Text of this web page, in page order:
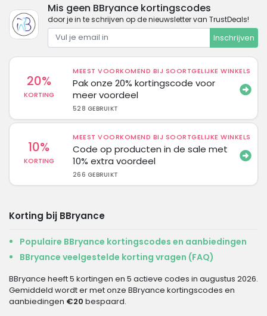
Mis geen BBryance kortingscodes
door je in te schrijven op de nieuwsletter van TrustDeals!
Inschrijven
20%
KORTING
MEEST VOORKOMEND BIJ SOORTGELIJKE WINKELS
Pak onze 20% kortingscode voor
meer voordeel
528 GEBRUIKT
10%
KORTING
MEEST VOORKOMEND BIJ SOORTGELIJKE WINKELS
Code op producten in de sale met
10% extra voordeel
266 GEBRUIKT
Korting bij BBryance
Populaire BBryance kortingscodes en aanbiedingen
BBryance veelgestelde korting vragen (FAQ)
BBryance heeft 5 kortingen en 5 actieve codes in augustus 2026.
Gemiddeld wordt er met onze BBryance kortingscodes en
aanbiedingen €20 bespaard.